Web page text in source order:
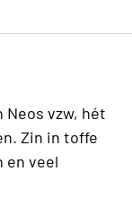
vzw, hét
Zin in toffe
en veel